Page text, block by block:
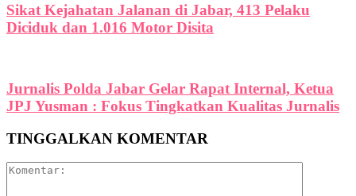
Sikat Kejahatan Jalanan di Jabar, 413 Pelaku
Diciduk dan 1.016 Motor Disita
Jurnalis Polda Jabar Gelar Rapat Internal, Ketua
JPJ Yusman : Fokus Tingkatkan Kualitas Jurnalis
TINGGALKAN KOMENTAR